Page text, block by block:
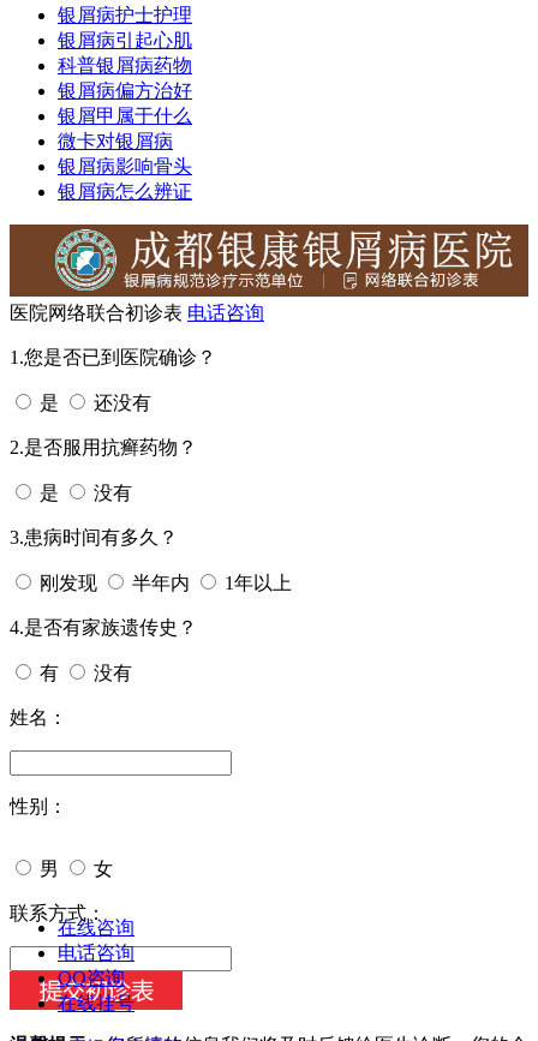
银屑病护士护理
银屑病引起心肌
科普银屑病药物
银屑病偏方治好
银屑甲属于什么
微卡对银屑病
银屑病影响骨头
银屑病怎么辨证
医院网络联合初诊表 电话咨询
1.您是否已到医院确诊？
是 还没有
2.是否服用抗癣药物？
是 没有
3.患病时间有多久？
刚发现 半年内 1年以上
4.是否有家族遗传史？
有 没有
姓名：
性别：
男 女
今天日期：
联系方式：
在线咨询
电话咨询
QQ咨询
在线挂号